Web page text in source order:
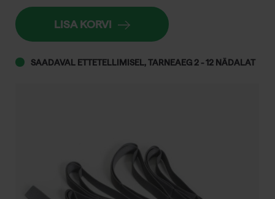
SAADAVAL ETTETELLIMISEL, TARNEAEG 2 - 12 NÄDALAT
Tape
kogus
LISA KORVI